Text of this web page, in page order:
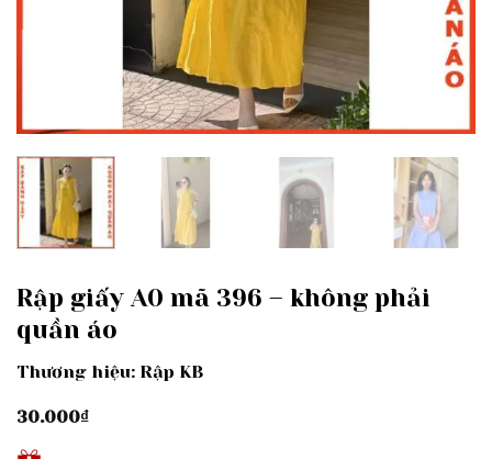
Rập giấy A0 mã 396 – không phải
quần áo
Thương hiệu: Rập KB
30.000₫